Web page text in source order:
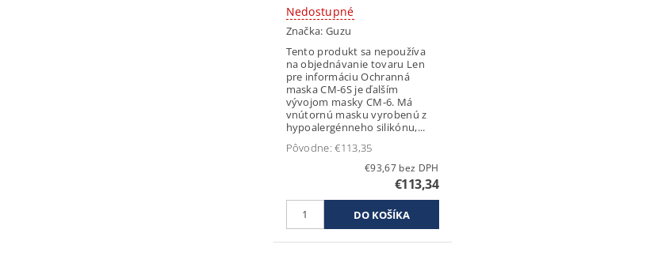
Nedostupné
Značka:Guzu
Tento produkt sa nepoužíva
na objednávanie tovaru Len
pre informáciu Ochranná
maska CM-6S je ďalším
vývojom masky CM-6. Má
vnútornú masku vyrobenú z
hypoalergénneho silikónu,...
Pôvodne:€113,35
€93,67 bez DPH
€113,34